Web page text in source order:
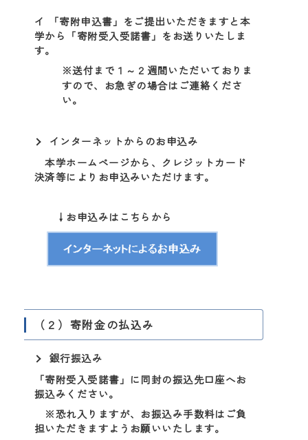
イ 「寄附申込書」をご提出いただきますと本
学から「寄附受入受諾書」をお送りいたしま
す。
※送付まで１～２週間いただいておりま
すので、お急ぎの場合はご連絡くださ
い。
インターネットからのお申込み
本学ホームページから、クレジットカード
決済等によりお申込みいただけます。
↓お申込みはこちらから
（２）寄附金の払込み
銀行振込み
「寄附受入受諾書」に同封の振込先口座へお
振込みください。
※恐れ入りますが、お振込み手数料はご負
担いただきますようお願いいたします。